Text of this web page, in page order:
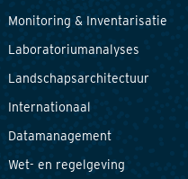
Monitoring & Inventarisatie
Laboratoriumanalyses
Landschapsarchitectuur
Internationaal
Datamanagement
Wet- en regelgeving